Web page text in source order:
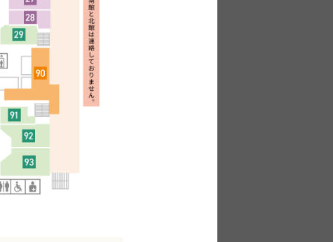
レディスシューズ・メンズシューズ
銀座ワシントン
南館B1F MAP
22